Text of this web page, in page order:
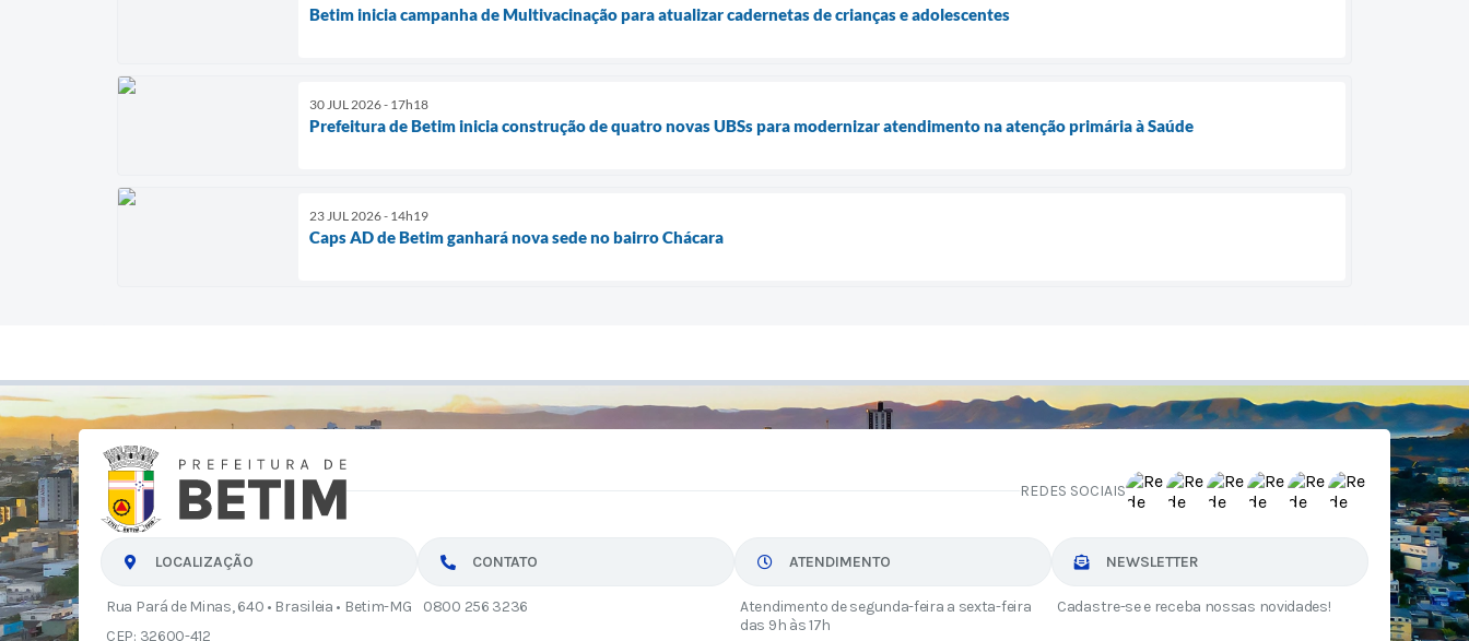
Betim inicia campanha de Multivacinação para atualizar cadernetas de crianças e adolescentes
30 JUL 2026 - 17h18
Prefeitura de Betim inicia construção de quatro novas UBSs para modernizar atendimento na atenção primária à Saúde
23 JUL 2026 - 14h19
Caps AD de Betim ganhará nova sede no bairro Chácara
REDES SOCIAIS
LOCALIZAÇÃO
Rua Pará de Minas, 640 • Brasileia • Betim-MG
CEP: 32600-412
CONTATO
0800 256 3236
ATENDIMENTO
Atendimento de segunda-feira a sexta-feira
das 9h às 17h
NEWSLETTER
Cadastre-se e receba nossas novidades!